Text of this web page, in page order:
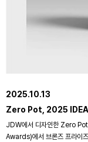
2025.10.13
Zero Pot, 2025
JDW에서 디자인한 Zero
Awards)에서 브론즈 프라이